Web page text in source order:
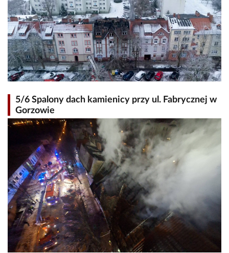
5/6 Spalony dach kamienicy przy ul. Fabrycznej w
Gorzowie